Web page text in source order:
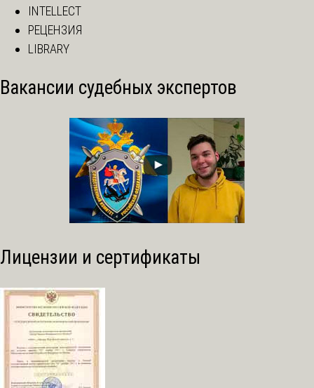
INTELLECT
РЕЦЕНЗИЯ
LIBRARY
Вакансии судебных экспертов
Лицензии и сертификаты